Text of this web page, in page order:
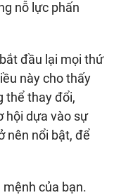
nỗ lực phấn
đầu lại mọi thứ
này cho thấy
thể thay đổi,
hội dựa vào sự
nên nổi bật, để
mệnh của bạn.